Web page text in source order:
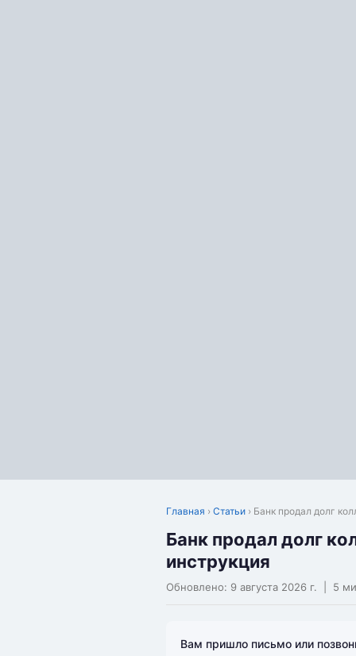
Главная › Статьи › Банк продал долг
Банк продал долг
инструкция
Обновлено: 9 августа 2026 г. | 5
Вам пришло письмо или